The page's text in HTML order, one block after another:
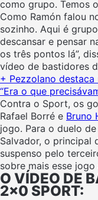
como grupo. Temos
Como Ramón falou
sozinho. Aqui é
descansar e pensar
os três pontos lá”,
vídeo de bastidores
+ Pezzolano
“Era o que
Contra o Sport, os
Rafael Borré e Bruno
jogo. Para o duelo
Salvador, o principal
suspenso pelo
sobre mais esse
O VÍDEO DE
2×0 SPORT: